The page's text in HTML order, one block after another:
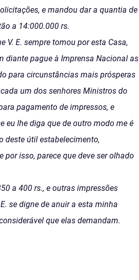
e mandou dar a quantia de
a 14:000.000 rs.
V. E. sempre tomou por esta Casa,
diante pague à Imprensa Nacional as
para circunstâncias mais prósperas
um dos senhores Ministros do
pagamento de impressos, e
eu lhe diga que de outro modo me é
deste útil estabelecimento,
isso, parece que deve ser olhado
a 400 rs., e outras impressões
se digne de anuir a esta minha
que elas demandam.